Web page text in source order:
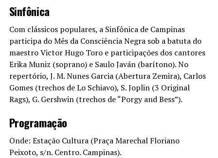
Sinfônica
Com clássicos populares, a Sinfônica de Campinas
participa do Mês da Consciência Negra sob a batuta do
maestro Victor Hugo Toro e participações dos cantores
Erika Muniz (soprano) e Saulo Javán (barítono). No
repertório, J. M. Nunes Garcia (Abertura Zemira), Carlos
Gomes (trechos de Lo Schiavo), S. Joplin (3 Original
Rags), G. Gershwin (trechos de “Porgy and Bess”).
Programação
Onde: Estação Cultura (Praça Marechal Floriano
Peixoto, s/n. Centro. Campinas).